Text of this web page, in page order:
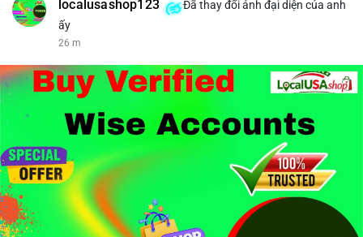
#vlikevn #titanbot
📰 Nguồn: CoinDesk
localusashop123
Đã thay đổi ảnh đại diện của anh
ấy
26 m